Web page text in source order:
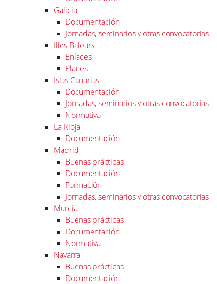
Galicia
Documentación
Jornadas, seminarios y otras convocatorias
Illes Balears
Enlaces
Planes
Islas Canarias
Documentación
Jornadas, seminarios y otras convocatorias
Normativa
La Rioja
Documentación
Madrid
Buenas prácticas
Documentación
Formación
Jornadas, seminarios y otras convocatorias
Murcia
Buenas prácticas
Documentación
Normativa
Navarra
Buenas prácticas
Documentación